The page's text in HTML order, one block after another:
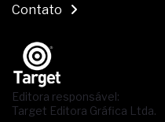
Contato
Editora responsável:
Target Editora Gráfica Ltda.